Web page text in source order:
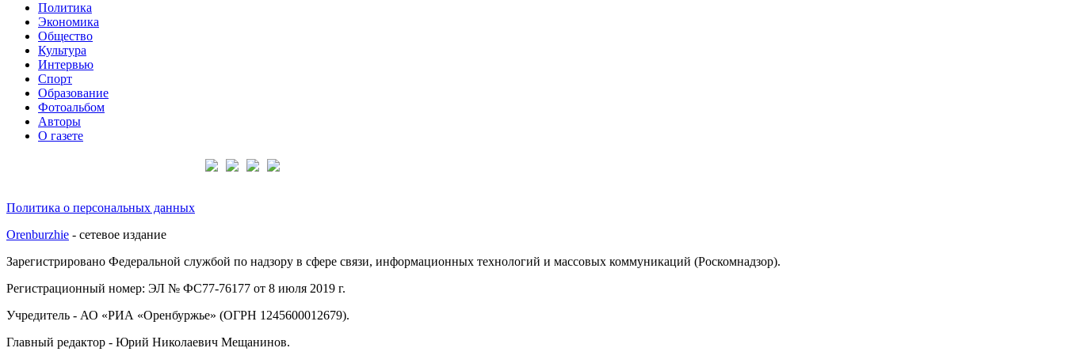
Политика
Экономика
Общество
Культура
Интервью
Спорт
Образование
Фотоальбом
Авторы
О газете
Политика о персональных данных
Orenburzhie - сетевое издание
Зарегистрировано Федеральной службой по надзору в сфере связи, информационных технологий и массовых коммуникаций (Роскомнадзор).
Регистрационный номер: ЭЛ № ФС77-76177 от 8 июля 2019 г.
Учредитель - АО «РИА «Оренбуржье» (ОГРН 1245600012679).
Главный редактор - Юрий Николаевич Мещанинов.